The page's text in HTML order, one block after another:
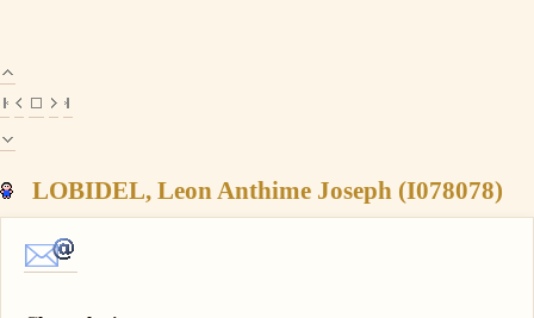
LOBIDEL, Leon Anthime Joseph (I078078)